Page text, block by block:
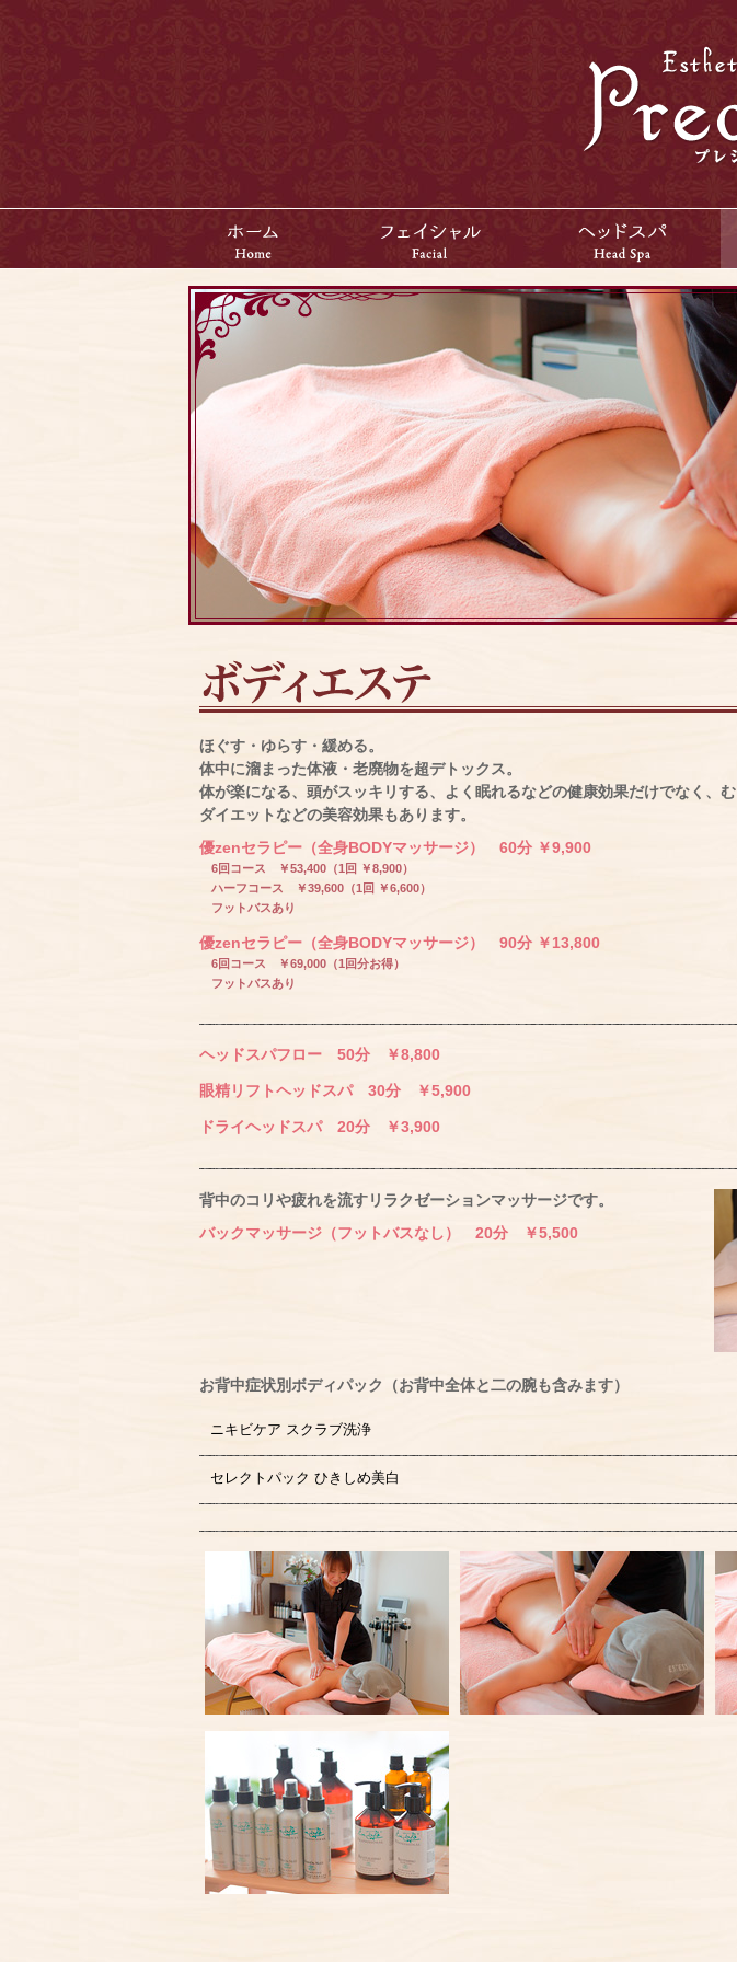
ほぐす・ゆらす・緩める。
体中に溜まった体液・老廃物を超デトックス。
体が楽になる、頭がスッキリする、よく眠れるなどの健康効果だけでなく、む
ダイエットなどの美容効果もあります。
優zenセラピー（全身BODYマッサージ） 60分 ￥9,900
6回コース ￥53,400（1回 ￥8,900）
ハーフコース ￥39,600（1回 ￥6,600）
フットバスあり
優zenセラピー（全身BODYマッサージ） 90分 ￥13,800
6回コース ￥69,000（1回分お得）
フットバスあり
ヘッドスパフロー 50分 ￥8,800
眼精リフトヘッドスパ 30分 ￥5,900
ドライヘッドスパ 20分 ￥3,900
背中のコリや疲れを流すリラクゼーションマッサージです。
バックマッサージ（フットバスなし） 20分 ￥5,500
お背中症状別ボディパック（お背中全体と二の腕も含みます）
ニキビケア スクラブ洗浄
セレクトパック ひきしめ美白